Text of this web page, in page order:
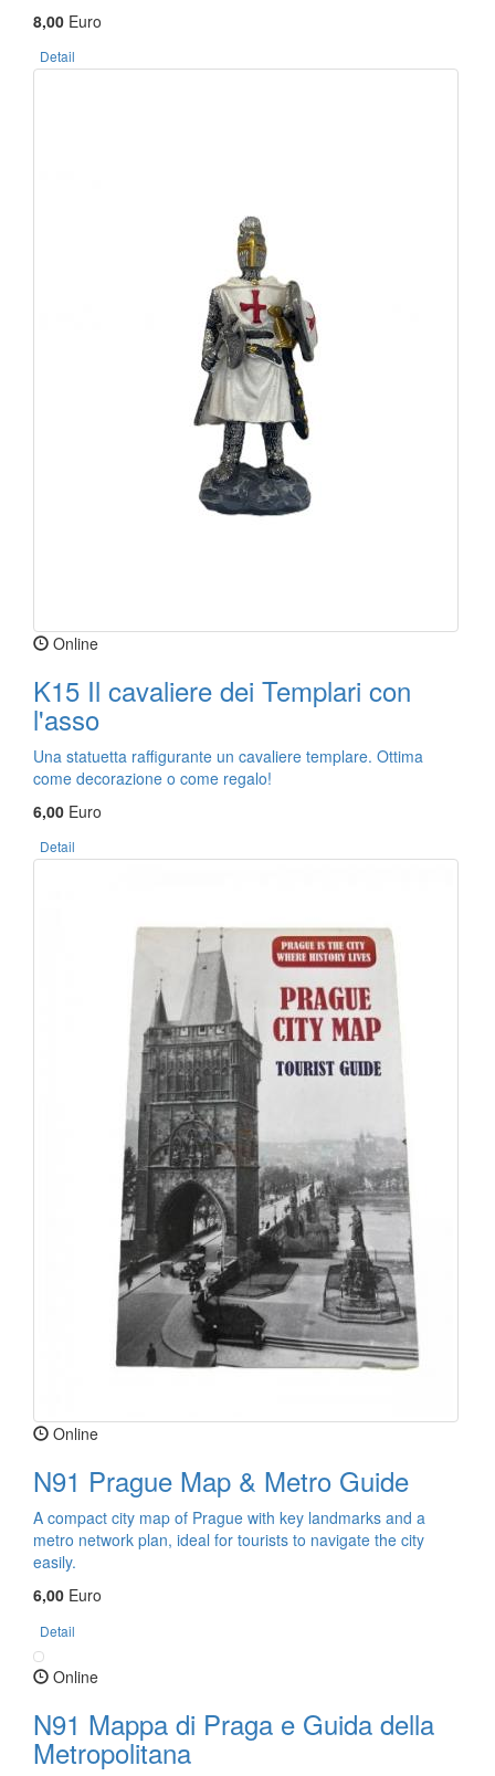
8,00 Euro
Detail
Online
K15 Il cavaliere dei Templari con
l'asso
Una statuetta raffigurante un cavaliere templare. Ottima
come decorazione o come regalo!
6,00 Euro
Detail
Online
N91 Prague Map & Metro Guide
A compact city map of Prague with key landmarks and a
metro network plan, ideal for tourists to navigate the city
easily.
6,00 Euro
Detail
Online
N91 Mappa di Praga e Guida della
Metropolitana